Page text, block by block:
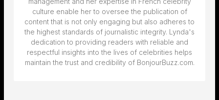
culture enable her to oversee the publication of
content that is not only engaging but also adheres to
the highest standards of journalistic integrity. Lynda's
dedication to providing readers with reliable and
respectful insights into the lives of celebrities helps
maintain the trust and credibility of BonjourBuzz.com.